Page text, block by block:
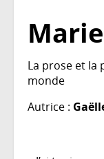
La prose et la
monde
Autrice :